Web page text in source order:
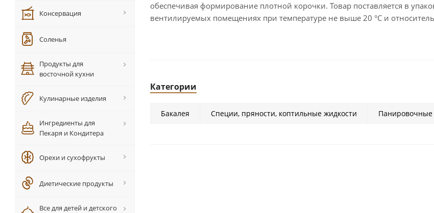
обеспечивая формирование плотной корочки. Товар поставляется в
вентилируемых помещениях при температуре не выше 20 °C и
Категории
Бакалея Специи, пряности, коптильные жидкости Панировочные
Консервация
Соленья
Продукты для
восточной кухни
Кулинарные изделия
Ингредиенты для
Пекаря и Кондитера
Орехи и сухофрукты
Диетические продукты
Все для детей и детского